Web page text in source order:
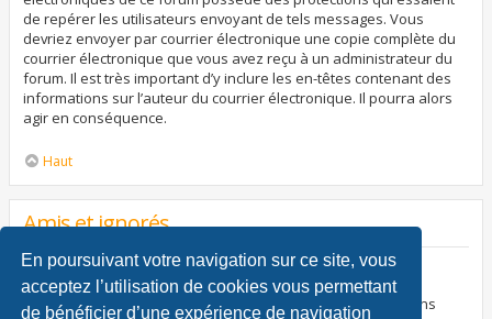
En poursuivant votre navigation sur ce site, vous
acceptez l’utilisation de cookies vous permettant
de bénéficier d’une expérience de navigation
de repérer les utilisateurs envoyant de tels messages. Vous
devriez envoyer par courrier électronique une copie complète du
courrier électronique que vous avez reçu à un administrateur du
forum. Il est très important d’y inclure les en-têtes contenant des
informations sur l’auteur du courrier électronique. Il pourra alors
agir en conséquence.
Haut
Amis et ignorés
À quoi sert ma liste d’amis et d’ignorés ?
Vous pouvez utiliser ces listes afin d’organiser et trier certains